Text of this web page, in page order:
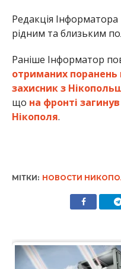
Редакція
рідним та близьким
Раніше Інформатор
отриманих поранень
захисник з
що на фронті
Нікополя.
МІТКИ: НОВОСТИ